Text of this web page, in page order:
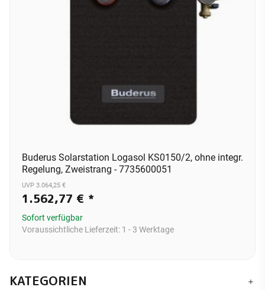
Buderus Solarstation Logasol KS0150/2, ohne integr.
Regelung, Zweistrang - 7735600051
UVP 3.064,25 €
1.562,77 € *
Sofort verfügbar
Voraussichtliche Lieferzeit: 1 - 3 Werktage
KATEGORIEN